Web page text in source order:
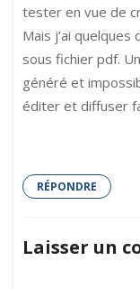
tester en vue de
Mais j’ai
sous fichier pdf.
généré et
éditer et diffuser
RÉPONDRE
Laisser un